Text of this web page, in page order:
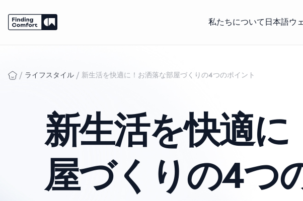
私たちについて 日本語ウ
content
/ ライフスタイル / 新生活を快適に！お洒落な部屋づくりの4つのポイント
新生活を快適
屋づくりの4つ